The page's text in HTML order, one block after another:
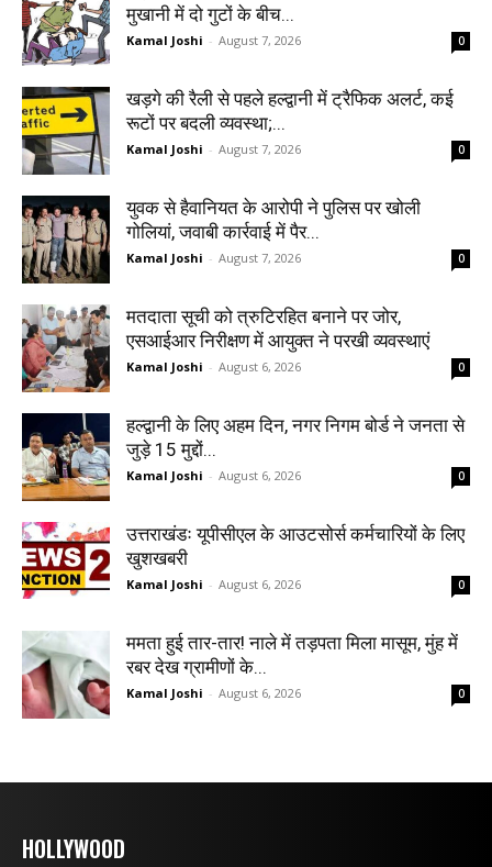
मुखानी में दो गुटों के बीच...
Kamal Joshi - August 7, 2026 0
खड़गे की रैली से पहले हल्द्वानी में ट्रैफिक अलर्ट, कई
रूटों पर बदली व्यवस्था;...
Kamal Joshi - August 7, 2026 0
युवक से हैवानियत के आरोपी ने पुलिस पर खोली
गोलियां, जवाबी कार्रवाई में पैर...
Kamal Joshi - August 7, 2026 0
मतदाता सूची को त्रुटिरहित बनाने पर जोर,
एसआईआर निरीक्षण में आयुक्त ने परखी व्यवस्थाएं
Kamal Joshi - August 6, 2026 0
हल्द्वानी के लिए अहम दिन, नगर निगम बोर्ड ने जनता से
जुड़े 15 मुद्दों...
Kamal Joshi - August 6, 2026 0
उत्तराखंडः यूपीसीएल के आउटसोर्स कर्मचारियों के लिए
खुशखबरी
Kamal Joshi - August 6, 2026 0
ममता हुई तार-तार! नाले में तड़पता मिला मासूम, मुंह में
रबर देख ग्रामीणों के...
Kamal Joshi - August 6, 2026 0
HOLLYWOOD